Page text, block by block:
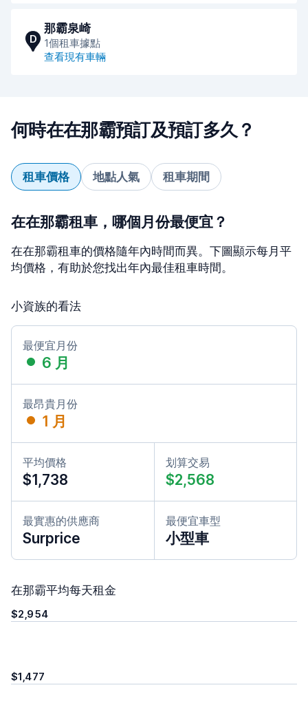
D
那霸泉崎
1個租車據點
查看現有車輛
何時在在那霸預訂及預訂多久？
租車價格 地點人氣 租車期間
在在那霸租車，哪個月份最便宜？
在在那霸租車的價格隨年內時間而異。下圖顯示每月平
均價格，有助於您找出年內最佳租車時間。
小資族的看法
最便宜月份
6 月
最昂貴月份
1 月
平均價格
$1,738
划算交易
$2,568
最實惠的供應商
Surprice
最便宜車型
小型車
在那霸平均每天租金
$2,954
$1,477